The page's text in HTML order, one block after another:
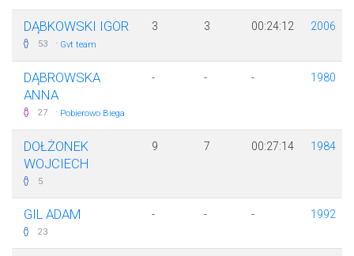
DĄBKOWSKI IGOR
53 · Gvt team
3 3 00:24:12 2006
DĄBROWSKA
ANNA
27 · Pobierowo Biega
- - - 1980
DOŁŻONEK
WOJCIECH
5
9 7 00:27:14 1984
GIL ADAM
23
- - - 1992